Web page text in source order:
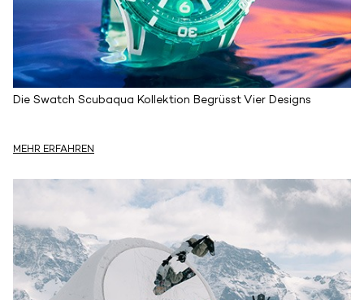
Die Swatch Scubaqua Kollektion Begrüsst Vier Designs
MEHR ERFAHREN